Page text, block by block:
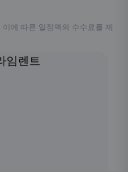
에 따른 일정액의 수수료를 제